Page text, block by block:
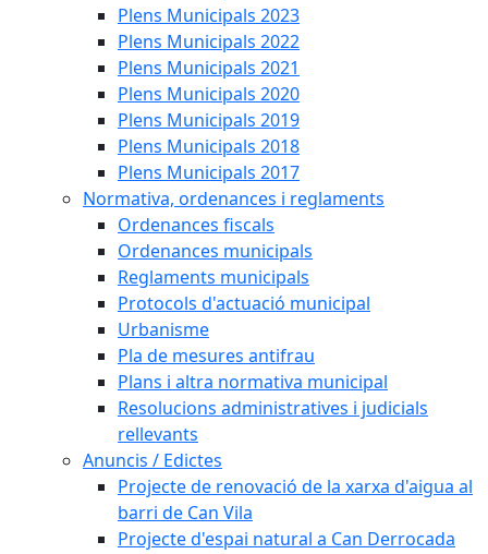
Plens Municipals 2023
Plens Municipals 2022
Plens Municipals 2021
Plens Municipals 2020
Plens Municipals 2019
Plens Municipals 2018
Plens Municipals 2017
Normativa, ordenances i reglaments
Ordenances fiscals
Ordenances municipals
Reglaments municipals
Protocols d'actuació municipal
Urbanisme
Pla de mesures antifrau
Plans i altra normativa municipal
Resolucions administratives i judicials
rellevants
Anuncis / Edictes
Projecte de renovació de la xarxa d'aigua al
barri de Can Vila
Projecte d'espai natural a Can Derrocada